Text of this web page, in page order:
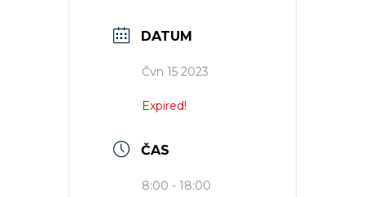
DATUM
Čvn 15 2023
Expired!
ČAS
8:00 - 18:00